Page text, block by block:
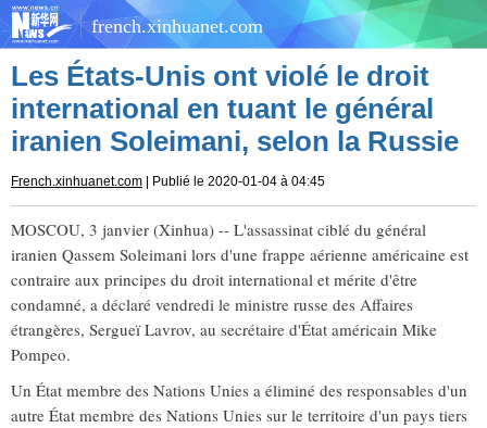
french.xinhuanet.com
Les États-Unis ont violé le droit
international en tuant le général
iranien Soleimani, selon la Russie
French.xinhuanet.com | Publié le 2020-01-04 à 04:45
MOSCOU, 3 janvier (Xinhua) -- L'assassinat ciblé du général
iranien Qassem Soleimani lors d'une frappe aérienne américaine est
contraire aux principes du droit international et mérite d'être
condamné, a déclaré vendredi le ministre russe des Affaires
étrangères, Sergueï Lavrov, au secrétaire d'État américain Mike
Pompeo.
Un État membre des Nations Unies a éliminé des responsables d'un
autre État membre des Nations Unies sur le territoire d'un pays tiers